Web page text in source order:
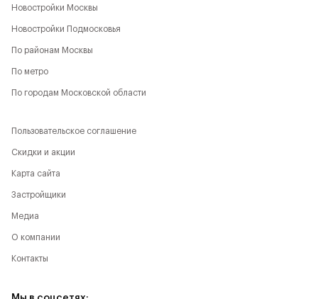
Новостройки Москвы
Новостройки Подмосковья
По районам Москвы
По метро
По городам Московской области
Пользовательское соглашение
Скидки и акции
Карта сайта
Застройщики
Медиа
О компании
Контакты